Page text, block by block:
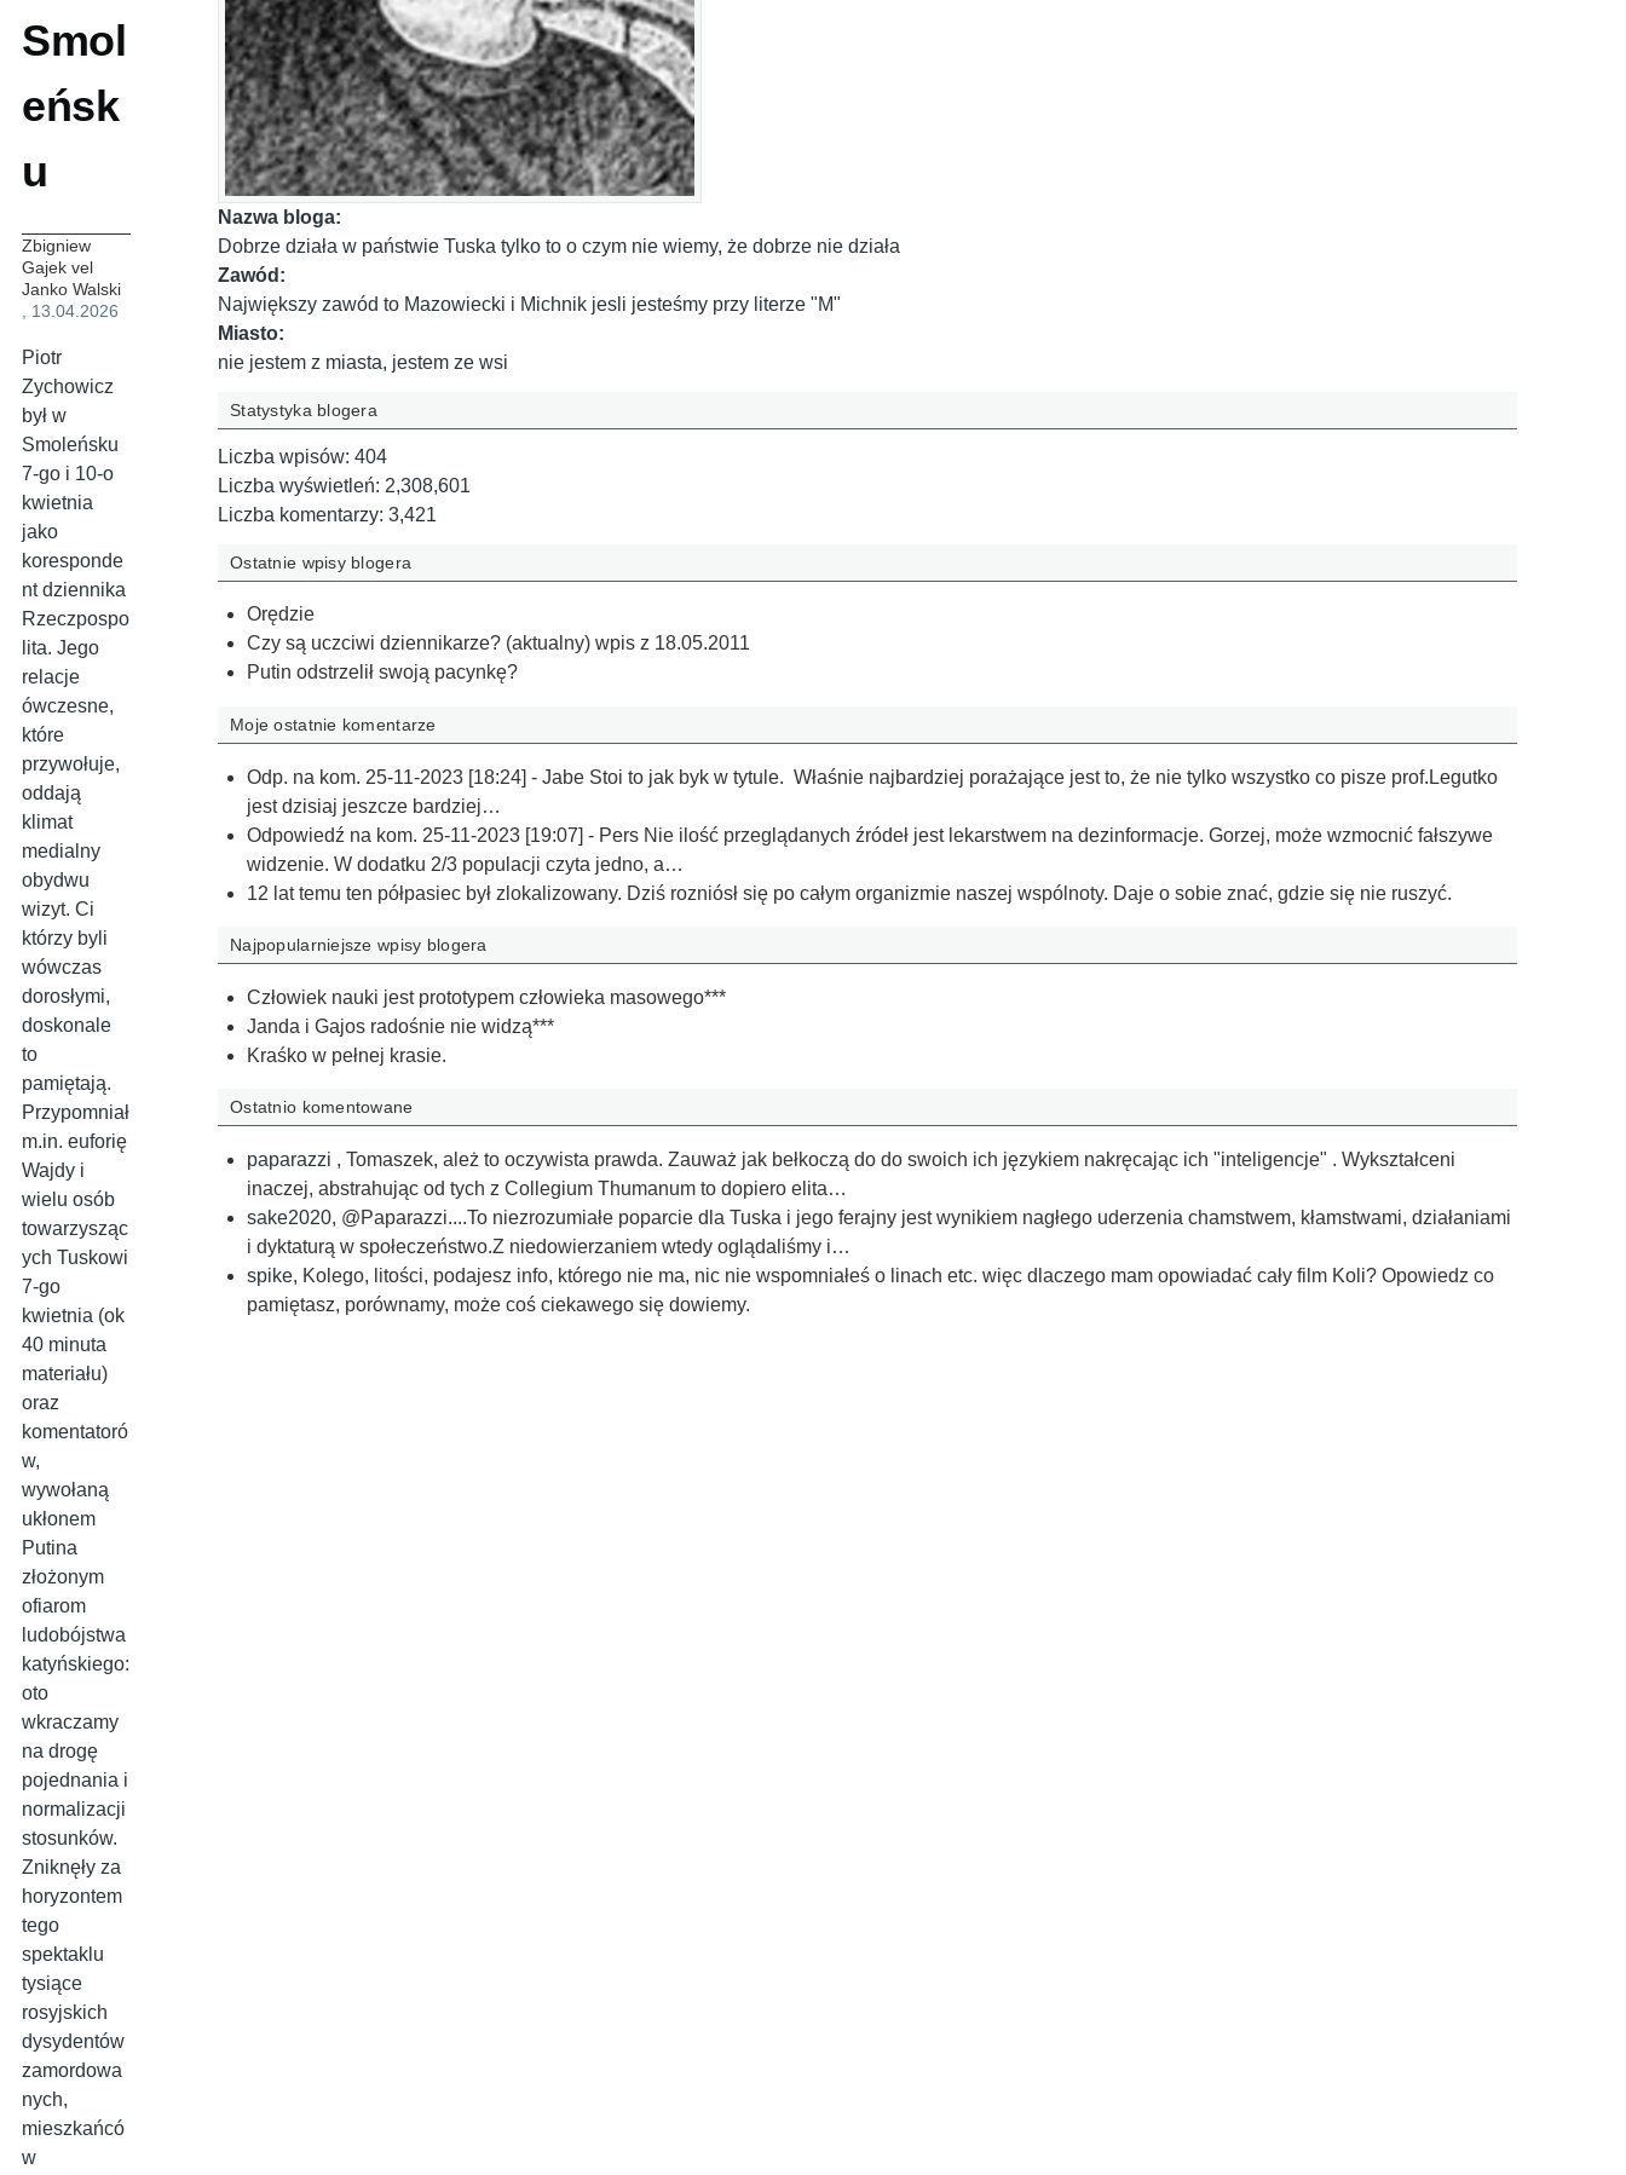
Smol
eńsk
u
Zbigniew
Gajek vel
Janko Walski
, 13.04.2026
Piotr
Zychowicz
był w
Smoleńsku
7-go i 10-o
kwietnia
jako
koresponde
nt dziennika
Rzeczpospo
lita. Jego
relacje
ówczesne,
które
przywołuje,
oddają
klimat
medialny
obydwu
wizyt. Ci
którzy byli
wówczas
dorosłymi,
doskonale
to
pamiętają.
Przypomniał
m.in. euforię
Wajdy i
wielu osób
towarzysząc
ych Tuskowi
7-go
kwietnia (ok
40 minuta
materiału)
oraz
komentatoró
w,
wywołaną
ukłonem
Putina
złożonym
ofiarom
ludobójstwa
katyńskiego:
oto
wkraczamy
na drogę
pojednania i
normalizacji
stosunków.
Zniknęły za
horyzontem
tego
spektaklu
tysiące
rosyjskich
dysydentów
zamordowa
nych,
mieszkańcó
w
Nazwa bloga:
Dobrze działa w państwie Tuska tylko to o czym nie wiemy, że dobrze nie działa
Zawód:
Największy zawód to Mazowiecki i Michnik jesli jesteśmy przy literze "M"
Miasto:
nie jestem z miasta, jestem ze wsi
Statystyka blogera
Liczba wpisów: 404
Liczba wyświetleń: 2,308,601
Liczba komentarzy: 3,421
Ostatnie wpisy blogera
Orędzie
Czy są uczciwi dziennikarze? (aktualny) wpis z 18.05.2011
Putin odstrzelił swoją pacynkę?
Moje ostatnie komentarze
Odp. na kom. 25-11-2023 [18:24] - Jabe Stoi to jak byk w tytule. Właśnie najbardziej porażające jest to, że nie tylko wszystko co pisze prof.Legutko
jest dzisiaj jeszcze bardziej…
Odpowiedź na kom. 25-11-2023 [19:07] - Pers Nie ilość przeglądanych źródeł jest lekarstwem na dezinformacje. Gorzej, może wzmocnić fałszywe
widzenie. W dodatku 2/3 populacji czyta jedno, a…
12 lat temu ten półpasiec był zlokalizowany. Dziś rozniósł się po całym organizmie naszej wspólnoty. Daje o sobie znać, gdzie się nie ruszyć.
Najpopularniejsze wpisy blogera
Człowiek nauki jest prototypem człowieka masowego***
Janda i Gajos radośnie nie widzą***
Kraśko w pełnej krasie.
Ostatnio komentowane
paparazzi , Tomaszek, ależ to oczywista prawda. Zauważ jak bełkoczą do do swoich ich językiem nakręcając ich "inteligencje" . Wykształceni
inaczej, abstrahując od tych z Collegium Thumanum to dopiero elita…
sake2020, @Paparazzi....To niezrozumiałe poparcie dla Tuska i jego ferajny jest wynikiem nagłego uderzenia chamstwem, kłamstwami, działaniami
i dyktaturą w społeczeństwo.Z niedowierzaniem wtedy oglądaliśmy i…
spike, Kolego, litości, podajesz info, którego nie ma, nic nie wspomniałeś o linach etc. więc dlaczego mam opowiadać cały film Koli? Opowiedz co
pamiętasz, porównamy, może coś ciekawego się dowiemy.